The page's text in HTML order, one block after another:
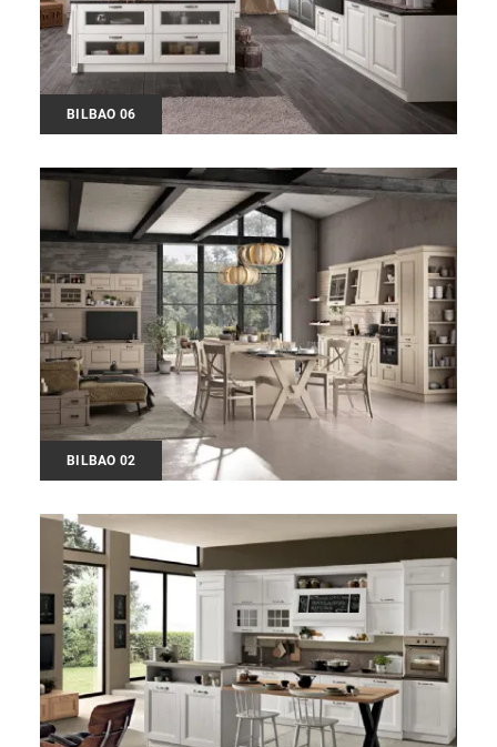
BILBAO 06
BILBAO 02